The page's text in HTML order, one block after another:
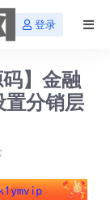
登录
】金融
置分销层